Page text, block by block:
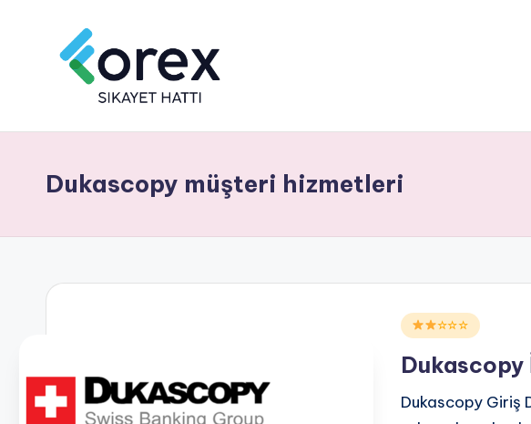
Dukascopy müşteri hizmetleri
Posted☆☆☆
Dukascopy
Dukascopy Giriş